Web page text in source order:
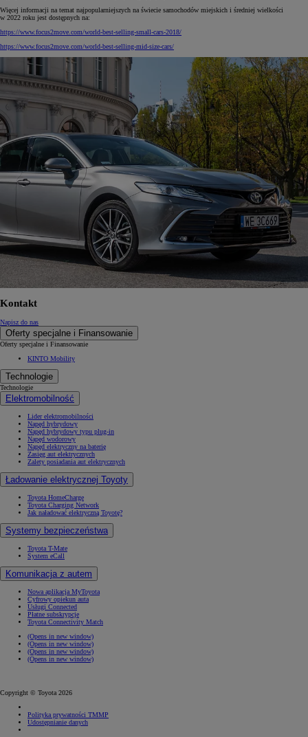
Więcej informacji na temat najpopularniejszych na świecie samochodów miejskich i średniej wielkości
w 2022 roku jest dostępnych na:
https://www.focus2move.com/world-best-selling-small-cars-2018/
https://www.focus2move.com/world-best-selling-mid-size-cars/
Kontakt
Napisz do nas
Oferty specjalne i Finansowanie
Oferty specjalne i Finansowanie
KINTO Mobility
Technologie
Technologie
Elektromobilność
Lider elektromobilności
Napęd hybrydowy
Napęd hybrydowy typu plug-in
Napęd wodorowy
Napęd elektryczny na baterię
Zasięg aut elektrycznych
Zalety posiadania aut elektrycznych
Ładowanie elektrycznej Toyoty
Toyota HomeCharge
Toyota Charging Network
Jak naładować elektryczną Toyotę?
Systemy bezpieczeństwa
Toyota T-Mate
System eCall
Komunikacja z autem
Nowa aplikacja MyToyota
Cyfrowy opiekun auta
Usługi Connected
Płatne subskrypcje
Toyota Connectivity Match
(Opens in new window)
(Opens in new window)
(Opens in new window)
(Opens in new window)
Copyright © Toyota 2026
Polityka prywatności TMMP
Udostępnianie danych